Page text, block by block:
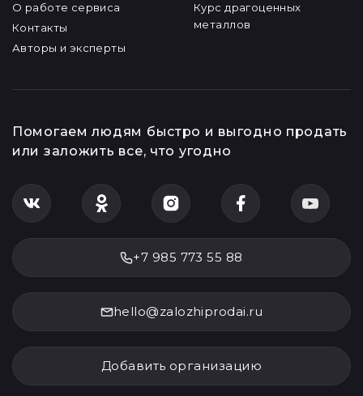
О работе сервиса
Контакты
Авторы и эксперты
Курс драгоценных
металлов
Помогаем людям быстро и выгодно продать
или заложить все, что угодно
+7 985 773 55 88
hello@zalozhiprodai.ru
Добавить организацию